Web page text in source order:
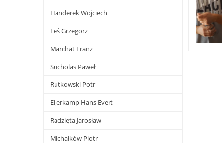
Handerek Wojciech
Leś Grzegorz
Marchat Franz
Sucholas Paweł
Rutkowski Potr
Eijerkamp Hans Evert
Radzięta Jarosław
Michałków Piotr